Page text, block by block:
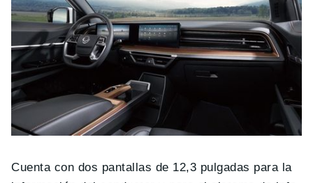
Cuenta con dos pantallas de 12,3 pulgadas para la